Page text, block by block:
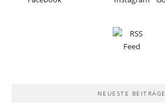
NEUESTE BEITRÄGE